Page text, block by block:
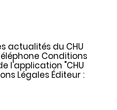
actualités du CHU
Conditions
l'application "CHU
Légales Éditeur :